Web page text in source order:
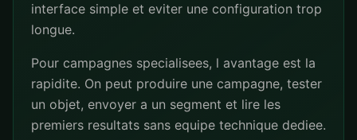
interface simple et eviter une configuration trop
longue.
Pour campagnes specialisees, l avantage est la
rapidite. On peut produire une campagne, tester
un objet, envoyer a un segment et lire les
premiers resultats sans equipe technique dediee.